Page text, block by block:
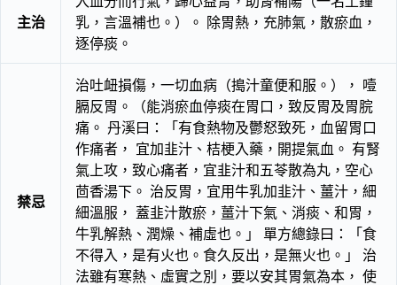
主治
乳，言溫補也。）。 除胃熱，充肺氣，散瘀血，
逐停痰。
禁忌
治吐衄損傷，一切血病（搗汁童便和服。）， 噎
膈反胃。（能消瘀血停痰在胃口，致反胃及胃脘
痛。 丹溪曰：「有食熱物及鬱怒致死，血留胃口
作痛者， 宜加韭汁、桔梗入藥，開提氣血。 有腎
氣上攻，致心痛者，宜韭汁和五苓散為丸，空心
茴香湯下。 治反胃，宜用牛乳加韭汁、薑汁，細
細溫服， 蓋韭汁散瘀，薑汁下氣、消痰、和胃，
牛乳解熱、潤燥、補虛也。」 單方總錄曰：「食
不得入，是有火也。食久反出，是無火也。」 治
法雖有寒熱、虛實之別，要以安其胃氣為本， 使